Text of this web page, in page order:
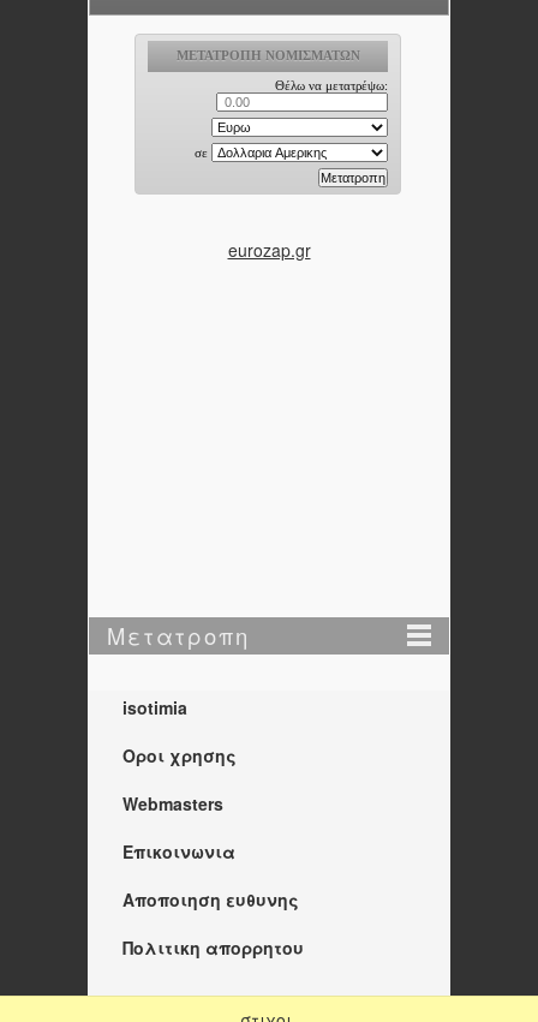
eurozap.gr
Μετατροπη
isotimia
Οροι χρησης
Webmasters
Επικοινωνια
Αποποιηση ευθυνης
Πολιτικη απορρητου